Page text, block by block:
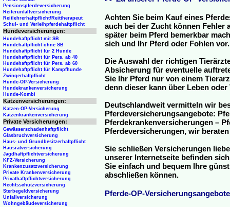
Achten Sie beim Kauf eines
auch bei der Zucht können Fehler
später beim Pferd bemerkbar
sich und Ihr Pferd oder Fohlen vor.
Die Auswahl der richtigen
Absicherung für eventuelle
Sie Ihr Pferd nur von einem
denn dieser kann über Leben
Deutschlandweit vermitteln wir
Pferdeversicherungsangebote:
Pferdekrankenversicherungen –
Pferdeversicherungen, wir
Sie schließen Versicherungen
unserer Internetseite befinden
Sie einfach und bequem Ihre
abschließen können.
Pferde-OP-Versicherungsangebote
Pensionspferdeversicherung
Reiterunfallversicherung
Reitlehrerhaftpflicht/Reittherapeut
Schul- und Verleihpferdehaftpflicht
Hundeversicherungen:
Hundehaftpflicht mit SB
Hundehaftpflicht ohne SB
Hundehaftpflicht für 2 Hunde
Hundehaftpflicht für Pers. ab 40
Hundehaftpflicht für Pers. ab 60
Hundehaftpflicht für Kampfhunde
Zwingerhaftpflicht
Hunde-OP-Versicherung
Hundekrankenversicherung
Hunde-Kombi
Katzenversicherungen:
Katzen-OP-Versicherung
Katzenkrankenversicherung
Private Versicherungen:
Gewässerschadenhaftpflicht
Glasbruchversicherung
Haus- und Grundbesitzerhaftpflicht
Hausratversicherung
Jagdhaftpflichtversicherung
KFZ-Versicherung
Krankenzusatzversicherung
Private Krankenversicherung
Privathaftpflichtversicherung
Rechtsschutzversicherung
Sterbegeldversicherung
Unfallversicherung
Wohngebäudeversicherung